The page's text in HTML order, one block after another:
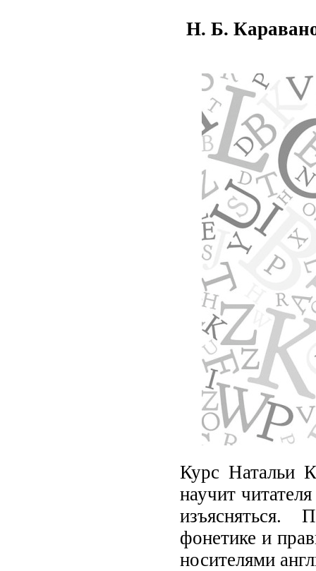
Н. Б.
Курс Натальи
научит
фонетике и
носителями